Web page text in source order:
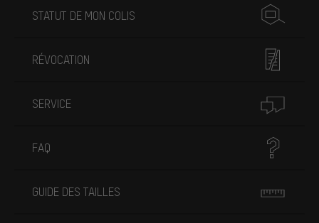
STATUT DE MON COLIS
RÉVOCATION
SERVICE
FAQ
GUIDE DES TAILLES